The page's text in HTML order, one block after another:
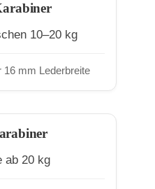
10–20 kg
16 mm Lederbreite
ab 20 kg